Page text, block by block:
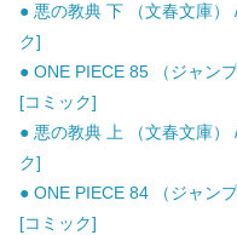
● 悪の教典 下 （文春文庫
ク]
● ONE PIECE 85 （ジャン
[コミック]
● 悪の教典 上 （文春文庫
ク]
● ONE PIECE 84 （ジャン
[コミック]